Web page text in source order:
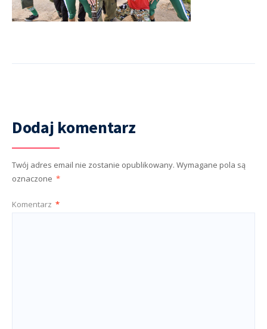
Dodaj komentarz
Twój adres email nie zostanie opublikowany. Wymagane pola są
oznaczone *
Komentarz *